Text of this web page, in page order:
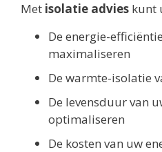
Met isolatie advies kunt
De energie-
maximaliseren
De warmte-isolatie
De levensduur van
optimaliseren
De kosten van uw